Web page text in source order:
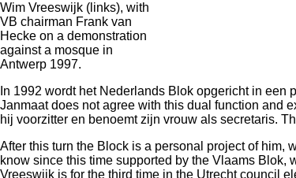
Wim Vreeswijk (links), with
VB chairman Frank van
Hecke on a demonstration
against a mosque in
Antwerp 1997.
In 1992 wordt het Nederlands Blok opgericht in
Janmaat does not agree with this dual function and
hij voorzitter en benoemt zijn vrouw als secretaris.
After this turn the Block is a personal project of him,
know since this time supported by the Vlaams
Vreeswijk is for the third time in the Utrecht council